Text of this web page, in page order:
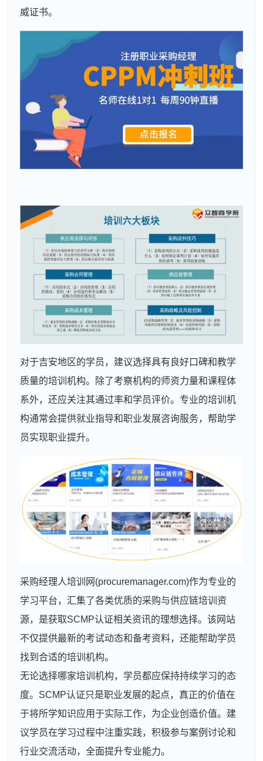
威证书。
对于吉安地区的学员，建议选择具有良好口碑和教学
质量的培训机构。除了考察机构的师资力量和课程体
系外，还应关注其通过率和学员评价。专业的培训机
构通常会提供就业指导和职业发展咨询服务，帮助学
员实现职业提升。
采购经理人培训网(procuremanager.com)作为专业的
学习平台，汇集了各类优质的采购与供应链培训资
源，是获取SCMP认证相关资讯的理想选择。该网站
不仅提供最新的考试动态和备考资料，还能帮助学员
找到合适的培训机构。
无论选择哪家培训机构，学员都应保持持续学习的态
度。SCMP认证只是职业发展的起点，真正的价值在
于将所学知识应用于实际工作，为企业创造价值。建
议学员在学习过程中注重实践，积极参与案例讨论和
行业交流活动，全面提升专业能力。